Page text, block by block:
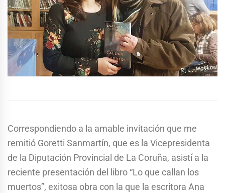
Correspondiendo a la amable invitación que me
remitió Goretti Sanmartín, que es la Vicepresidenta
de la Diputación Provincial de La Coruña, asistí a la
reciente presentación del libro “Lo que callan los
muertos”, exitosa obra con la que la escritora Ana